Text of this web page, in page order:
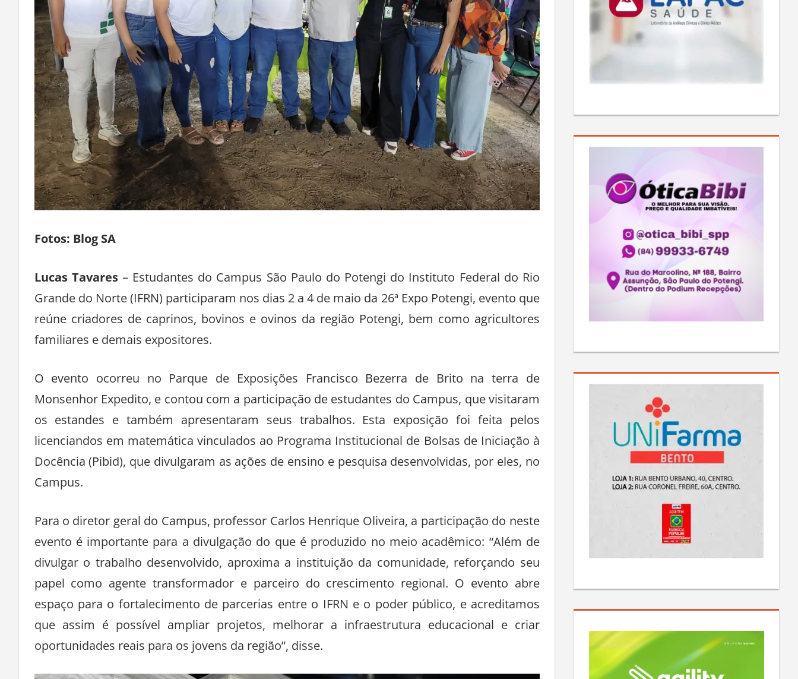
Fotos: Blog SA
Lucas Tavares – Estudantes do Campus São Paulo do Potengi do Instituto Federal do Rio
Grande do Norte (IFRN) participaram nos dias 2 a 4 de maio da 26ª Expo Potengi, evento que
reúne criadores de caprinos, bovinos e ovinos da região Potengi, bem como agricultores
familiares e demais expositores.
O evento ocorreu no Parque de Exposições Francisco Bezerra de Brito na terra de
Monsenhor Expedito, e contou com a participação de estudantes do Campus, que visitaram
os estandes e também apresentaram seus trabalhos. Esta exposição foi feita pelos
licenciandos em matemática vinculados ao Programa Institucional de Bolsas de Iniciação à
Docência (Pibid), que divulgaram as ações de ensino e pesquisa desenvolvidas, por eles, no
Campus.
Para o diretor geral do Campus, professor Carlos Henrique Oliveira, a participação do neste
evento é importante para a divulgação do que é produzido no meio acadêmico: “Além de
divulgar o trabalho desenvolvido, aproxima a instituição da comunidade, reforçando seu
papel como agente transformador e parceiro do crescimento regional. O evento abre
espaço para o fortalecimento de parcerias entre o IFRN e o poder público, e acreditamos
que assim é possível ampliar projetos, melhorar a infraestrutura educacional e criar
oportunidades reais para os jovens da região”, disse.